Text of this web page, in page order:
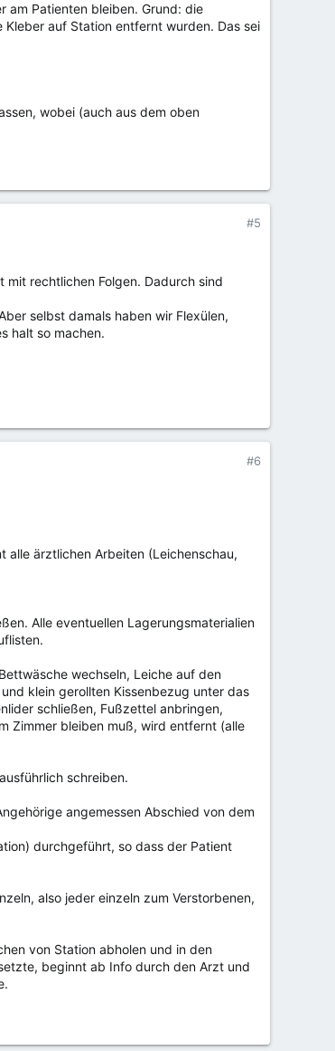
am Patienten bleiben. Grund: die
auf Station entfernt wurden. Das sei
wobei (auch aus dem oben
#5
rechtlichen Folgen. Dadurch sind
selbst damals haben wir Flexülen,
halt so machen.
#6
alle ärztlichen Arbeiten (Leichenschau,
Alle eventuellen Lagerungsmaterialien
wechseln, Leiche auf den
klein gerollten Kissenbezug unter das
schließen, Fußzettel anbringen,
Zimmer bleiben muß, wird entfernt (alle
schreiben.
angemessen Abschied von dem
durchgeführt, so dass der Patient
also jeder einzeln zum Verstorbenen,
von Station abholen und in den
beginnt ab Info durch den Arzt und